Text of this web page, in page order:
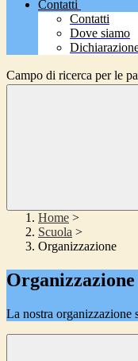
Contatti
Contatti
Dove siamo
Campo di ricerca per le
Home >
Scuola >
Organizzazione
Organizzazione
La nostra organizzazione